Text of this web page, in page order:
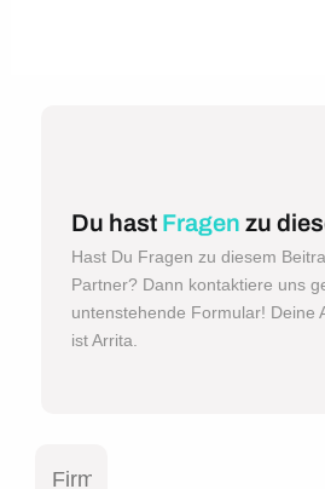
Du hast Fragen zu
Hast Du Fragen zu diesem
Partner? Dann kontaktiere uns
untenstehende Formular! Deine
ist Arrita.